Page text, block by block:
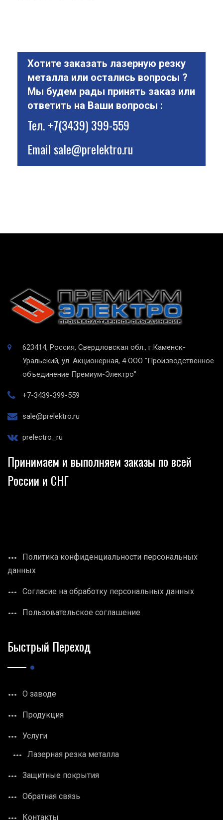
Хотите заказать лазерную резку
металла или остались вопросы ?
Мы будем рады принять заказ или
ответить на Ваши вопросы :
Тел.+7(3439) 399-559
Emailsale@prelektro.ru
623414, Россия, Свердловская обл., г.Каменск-
Уральский, ул. Акционерная, 4 ООО "Производственное
объединение Премиум-Электро"
+7-3439-399-559
sale@prelektro.ru
prelectro_ru
Принимаем и выполняем заказы по всей
России и СНГ
Политика конфиденциальности персональных
данных
Согласие на обработку персональных данных
Пользовательское соглашение
Быстрый Переход
О заводе
Продукция
Услуги
Лазерная резка металла
Защитные покрытия
Обратная связь
Контакты